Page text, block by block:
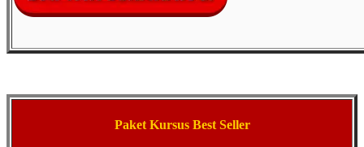
Paket Kursus Best Seller